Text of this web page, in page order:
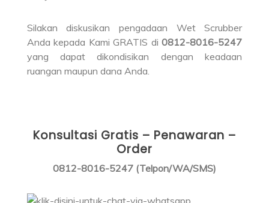
Silakan diskusikan pengadaan Wet Scrubber
Anda kepada Kami GRATIS di0812-8016-5247
yang dapat dikondisikan dengan keadaan
ruangan maupun dana Anda.
Konsultasi Gratis – Penawaran –
Order
0812-8016-5247 (Telpon/WA/SMS)